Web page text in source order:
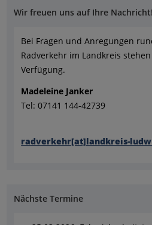
Wir freuen uns auf Ihre Nachricht!
Bei Fragen und Anregungen
Radverkehr im Landkreis
Verfügung.
Madeleine Janker
Tel: 07141 144-42739
radverkehr[at]landkreis-
Nächste Termine